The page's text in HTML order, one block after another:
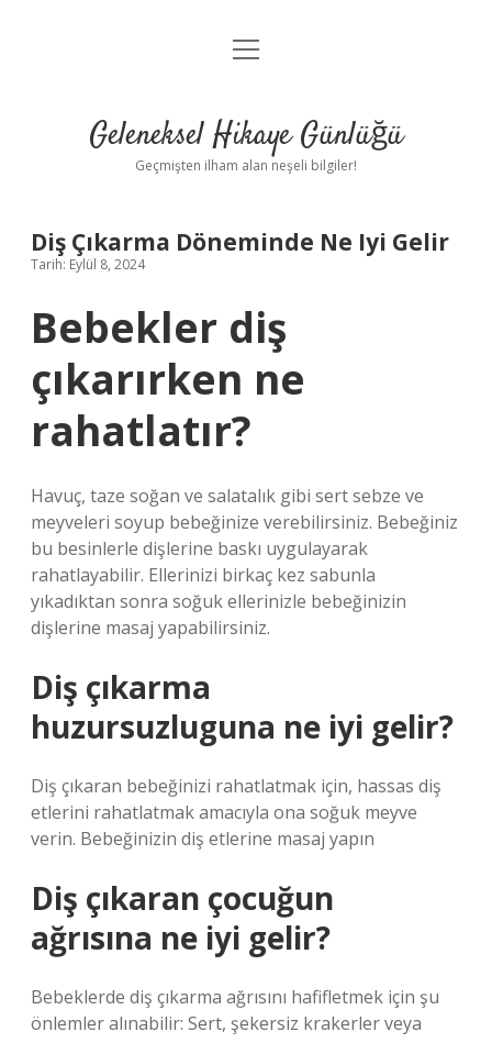
Anasayfa
Yasal Uyarı
menüyü
Geleneksel Hikaye Günlüğü
Geçmişten ilham alan neşeli bilgiler!
Diş Çıkarma Döneminde Ne Iyi Gelir
Tarih: Eylül 8, 2024
Bebekler diş
çıkarırken ne
rahatlatır?
Havuç, taze soğan ve salatalık gibi sert sebze ve
meyveleri soyup bebeğinize verebilirsiniz. Bebeğiniz
bu besinlerle dişlerine baskı uygulayarak
rahatlayabilir. Ellerinizi birkaç kez sabunla
yıkadıktan sonra soğuk ellerinizle bebeğinizin
dişlerine masaj yapabilirsiniz.
Diş çıkarma
huzursuzluguna ne iyi gelir?
Diş çıkaran bebeğinizi rahatlatmak için, hassas diş
etlerini rahatlatmak amacıyla ona soğuk meyve
verin. Bebeğinizin diş etlerine masaj yapın
Diş çıkaran çocuğun
ağrısına ne iyi gelir?
Bebeklerde diş çıkarma ağrısını hafifletmek için şu
önlemler alınabilir: Sert, şekersiz krakerler veya